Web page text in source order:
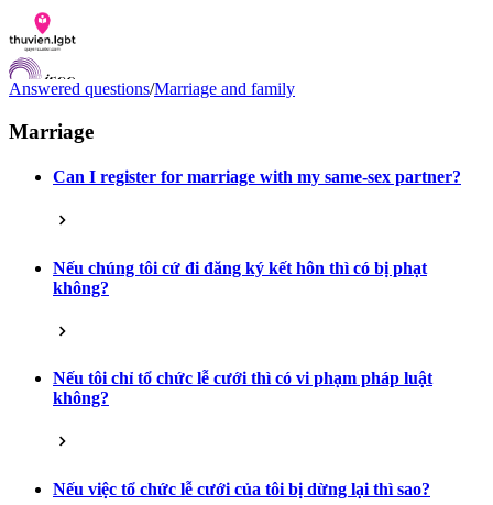
Documents
Contact us
VI
Answered questions/Marriage and family
Marriage
Can I register for marriage with my same-sex partner?
Nếu chúng tôi cứ đi đăng ký kết hôn thì có bị phạt
không?
Nếu tôi chỉ tổ chức lễ cưới thì có vi phạm pháp luật
không?
Nếu việc tổ chức lễ cưới của tôi bị dừng lại thì sao?